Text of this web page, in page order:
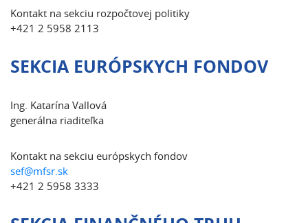
Kontakt na sekciu rozpočtovej politiky
+421 2 5958 2113
SEKCIA EURÓPSKYCH FONDOV
Ing. Katarína Vallová
generálna riaditeľka
Kontakt na sekciu európskych fondov
sef@mfsr.sk
+421 2 5958 3333